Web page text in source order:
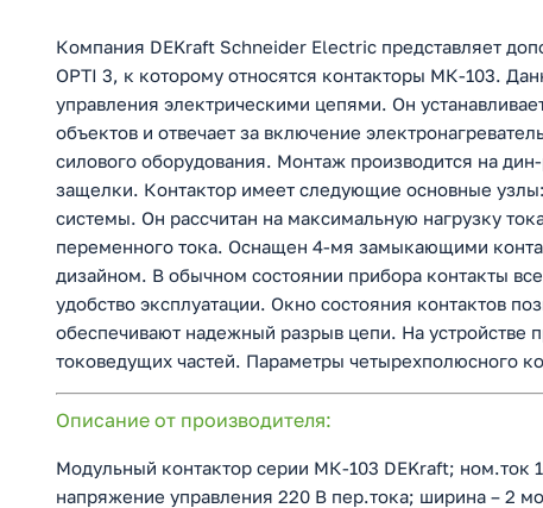
Компания DEKraft Schneider Electric представляет
OPTI 3, к которому относятся контакторы МК-103.
управления электрическими цепями. Он
объектов и отвечает за включение
силового оборудования. Монтаж производится на
защелки. Контактор имеет следующие основные
системы. Он рассчитан на максимальную нагрузку
переменного тока. Оснащен 4-мя замыкающими
дизайном. В обычном состоянии прибора контакты
удобство эксплуатации. Окно состояния контактов
обеспечивают надежный разрыв цепи. На устройстве
токоведущих частей. Параметры четырехполюсного
Описание от производителя:
Модульный контактор серии МК-103 DEKraft; ном.ток
напряжение управления 220 В пер.тока; ширина – 2